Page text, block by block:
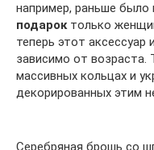
например, раньше было
подароктолько
теперь этот аксессуар
зависимо от
массивных кольцах и
декорированных этим
Серебряная брошь со